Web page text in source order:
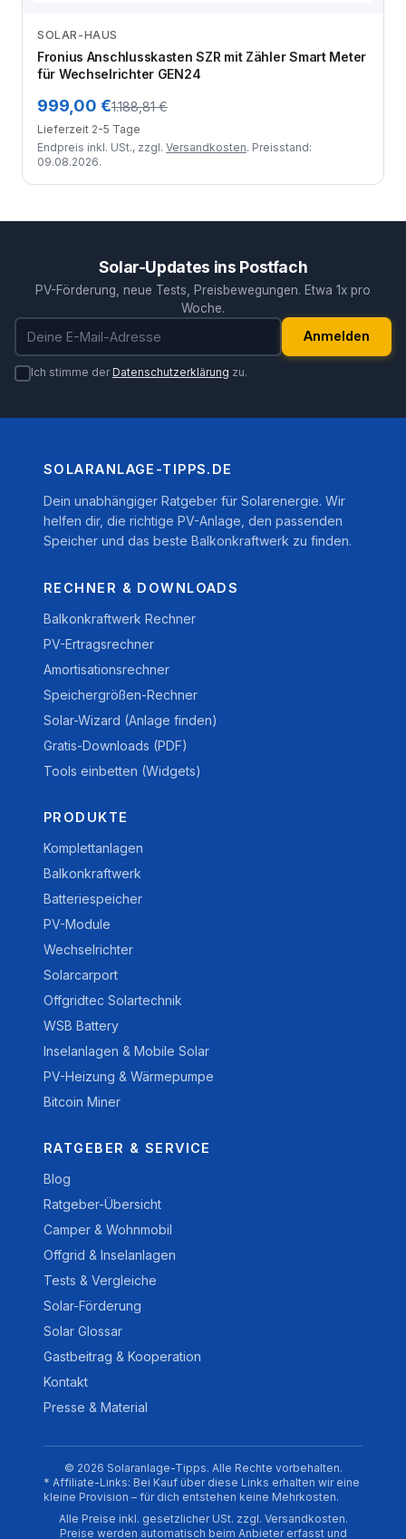
SOLAR-HAUS
Fronius Anschlusskasten SZR mit Zähler Smart Meter
für Wechselrichter GEN24
999,00 €1.188,81 €
Lieferzeit 2-5 Tage
Endpreis inkl. USt., zzgl. Versandkosten. Preisstand:
09.08.2026.
Solar-Updates ins Postfach
PV-Förderung, neue Tests, Preisbewegungen. Etwa 1x pro
Woche.
E-Mail-Adresse
Anmelden
Ich stimme derDatenschutzerklärung zu.
SOLARANLAGE-TIPPS.DE
Dein unabhängiger Ratgeber für Solarenergie. Wir
helfen dir, die richtige PV-Anlage, den passenden
Speicher und das beste Balkonkraftwerk zu finden.
RECHNER & DOWNLOADS
Balkonkraftwerk Rechner
PV-Ertragsrechner
Amortisationsrechner
Speichergrößen-Rechner
Solar-Wizard (Anlage finden)
Gratis-Downloads (PDF)
Tools einbetten (Widgets)
PRODUKTE
Komplettanlagen
Balkonkraftwerk
Batteriespeicher
PV-Module
Wechselrichter
Solarcarport
Offgridtec Solartechnik
WSB Battery
Inselanlagen & Mobile Solar
PV-Heizung & Wärmepumpe
Bitcoin Miner
RATGEBER & SERVICE
Blog
Ratgeber-Übersicht
Camper & Wohnmobil
Offgrid & Inselanlagen
Tests & Vergleiche
Solar-Förderung
Solar Glossar
Gastbeitrag & Kooperation
Kontakt
Presse & Material
© 2026 Solaranlage-Tipps. Alle Rechte vorbehalten.
* Affiliate-Links: Bei Kauf über diese Links erhalten wir eine
kleine Provision – für dich entstehen keine Mehrkosten.
Alle Preise inkl. gesetzlicher USt. zzgl. Versandkosten.
Preise werden automatisch beim Anbieter erfasst und